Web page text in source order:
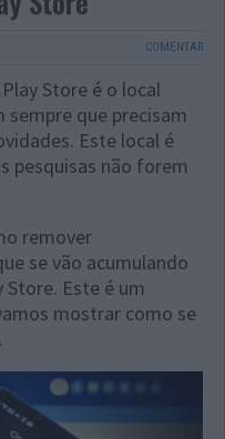
COMENTAR
Store é o local
que precisam
Este local é
pesquisas não forem
remover
se vão acumulando
Store. Este é um
mostrar como se